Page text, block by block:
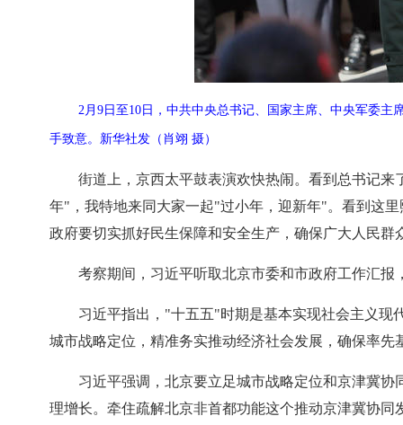
2月9日至10日，中共中央总书记、国家主席、中央军委
手致意。新华社发（肖翊 摄）
街道上，京西太平鼓表演欢快热闹。看到总书记
年"，我特地来同大家一起"过小年，迎新年"。看到这
政府要切实抓好民生保障和安全生产，确保广大人民群
考察期间，习近平听取北京市委和市政府工作汇
习近平指出，"十五五"时期是基本实现社会主义现
城市战略定位，精准务实推动经济社会发展，确保率
习近平强调，北京要立足城市战略定位和京津冀
理增长。牵住疏解北京非首都功能这个推动京津冀协